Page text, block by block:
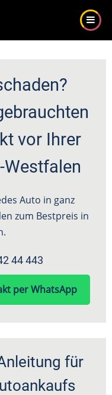
vor Ihrer
Auto in ganz
zum Bestpreis in
44 443
per WhatsApp
für